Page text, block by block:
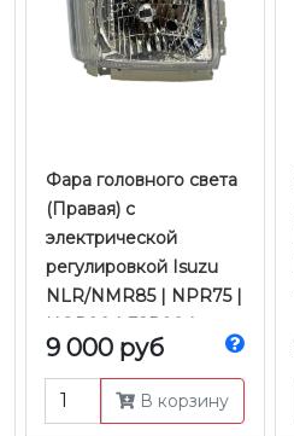
Фара головного света
(Правая) с
электрической
регулировкой Isuzu
NLR/NMR85 | NPR75 |
NQR90 | FSR90 |
FVR34 |
4JJ1/4HK1/6HK1 Е-4/5 |
JMC
9 000 руб
В корзину